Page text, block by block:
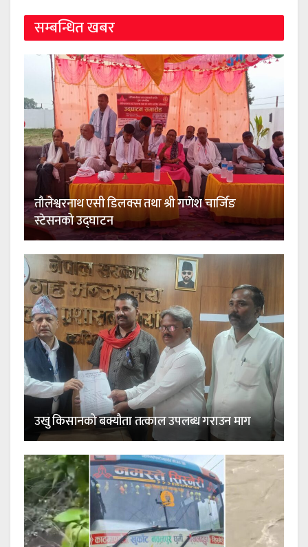
सम्बन्धित खबर
तौलेश्वरनाथ एसी डिलक्स तथा श्री गणेश चार्जिङ
स्टेसनको उद्घाटन
उखु किसानको बक्यौता तत्काल उपलब्ध गराउन माग